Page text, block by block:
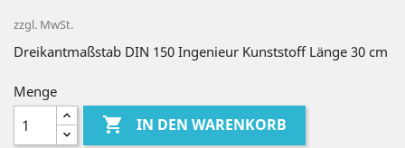
zzgl. MwSt.
Dreikantmaßstab DIN 150 Ingenieur Kunststoff Länge 30 cm
Menge
 IN DEN WARENKORB